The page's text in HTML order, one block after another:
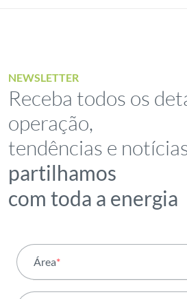
NEWSLETTER
Receba todos os
operação,
tendências e
partilhamos
com toda a energia
Área*